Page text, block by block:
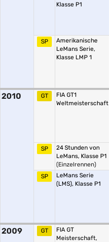
Klasse P1
SP
Amerikanische
LeMans Serie,
Klasse LMP 1
2010 GT
FIA GT1
Weltmeisterschaft
SP
24 Stunden von
LeMans, Klasse P1
(Einzelrennen)
SP
LeMans Serie
(LMS), Klasse P1
2009 GT
FIA GT
Meisterschaft,